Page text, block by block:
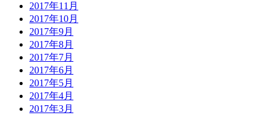
2017年11月
2017年10月
2017年9月
2017年8月
2017年7月
2017年6月
2017年5月
2017年4月
2017年3月